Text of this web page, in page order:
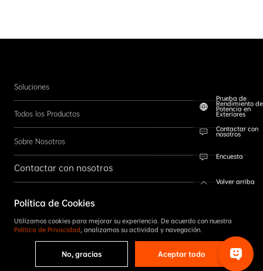
Soluciones
Todos los Productos
Sobre Nosotros
Contactar con nosotros
SUSCRÍBETE
Copyright©2026 Reservados todos los derechos por AIKO.
Política de Cookies
Utilizamos cookies para mejorar su experiencia. De acuerdo con nuestra
Política de Privacidad, analizamos su actividad y navegación.
No, gracias Aceptar todo
Prueba de
Rendimiento de
Potencia en
Exteriores
Contactar con
nosotros
Encuesta
Volver arriba